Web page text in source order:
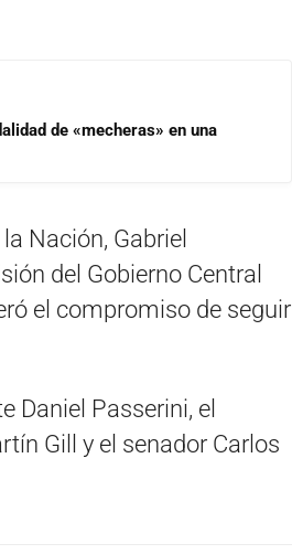
de «mecheras» en una
Nación, Gabriel
del Gobierno Central
el compromiso de seguir
Daniel Passerini, el
Gill y el senador Carlos